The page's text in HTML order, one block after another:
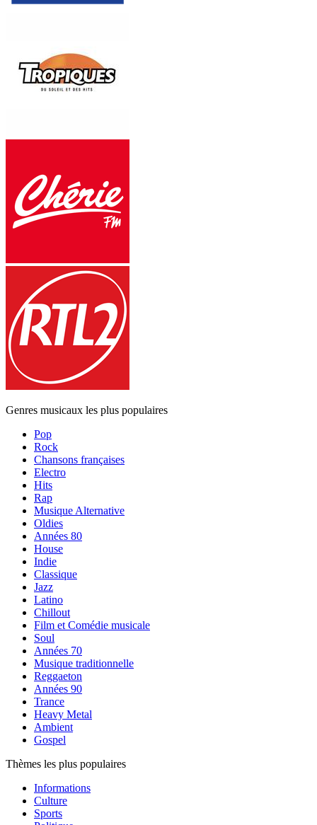
Genres musicaux les plus populaires
Pop
Rock
Chansons françaises
Electro
Hits
Rap
Musique Alternative
Oldies
Années 80
House
Indie
Classique
Jazz
Latino
Chillout
Film et Comédie musicale
Soul
Années 70
Musique traditionnelle
Reggaeton
Années 90
Trance
Heavy Metal
Ambient
Gospel
Thèmes les plus populaires
Informations
Culture
Sports